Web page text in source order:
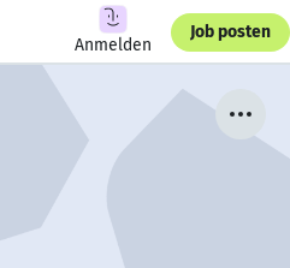
Anmelden
Job posten